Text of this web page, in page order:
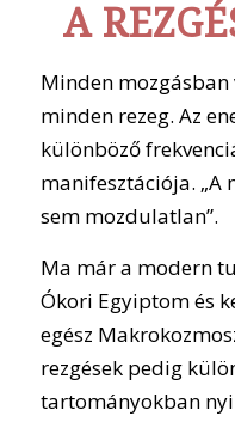
A
Minden mozgásban
minden rezeg. Az
különböző
manifesztációja. „A
sem mozdulatlan”.
Ma már a modern
Ókori Egyiptom és
egész
rezgések pedig
tartományokban